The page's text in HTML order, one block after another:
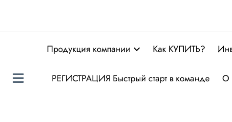
Продукция компании Как КУПИТЬ?
РЕГИСТРАЦИЯ Быстрый старт в команде О